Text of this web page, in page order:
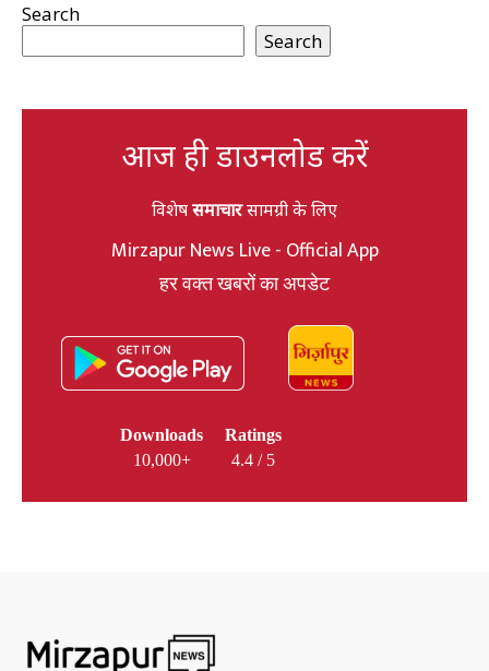
Search
Search
आज ही डाउनलोड करें
विशेषसमाचारसामग्री के लिए
Mirzapur News Live - Official App
हर वक्त खबरों का अपडेट
Downloads
10,000+
Ratings
4.4 / 5